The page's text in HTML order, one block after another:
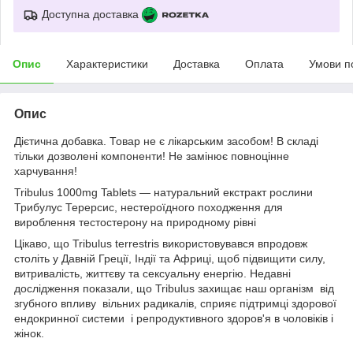
Доступна доставка
Опис Характеристики Доставка Оплата Умови
Опис
Дієтична добавка. Товар не є лікарським засобом! В складі
тільки дозволені компоненти! Не замінює повноцінне
харчування!
Tribulus 1000mg Tablets — натуральний екстракт рослини
Трибулус Терерсис, нестероїдного походження для
вироблення тестостерону на природному рівні
Цікаво, що Tribulus terrestris використовувався впродовж
століть у Давній Греції, Індії та Африці, щоб підвищити силу,
витривалість, життєву та сексуальну енергію. Недавні
дослідження показали, що Tribulus захищає наш організм від
згубного впливу вільних радикалів, сприяє підтримці здорової
ендокринної системи і репродуктивного здоров'я в чоловіків і
жінок.